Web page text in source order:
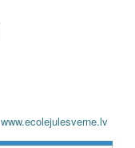
www.ecolejulesverne.lv